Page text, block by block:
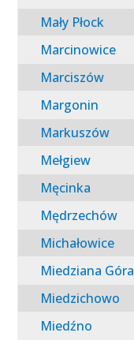
Mały Płock
Marcinowice
Marciszów
Margonin
Markuszów
Mełgiew
Męcinka
Mędrzechów
Michałowice
Miedziana Góra
Miedzichowo
Miedźno